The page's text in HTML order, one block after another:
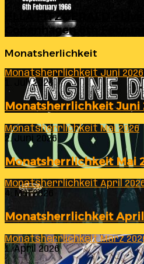
ELLA FITZGERALD –
Copenhagen 6th
Monatsherlichkeit
Monatsherrlichkeit Juni 2026
1. Juli 2026
Monatsherrlichkeit Juni
Monatsherrlichkeit Mai 2026
2. Juni 2026
Monatsherrlichkeit Mai
Monatsherrlichkeit April
4. Mai 2026
Monatsherrlichkeit
Monatsherrlichkeit März
1. April 2026